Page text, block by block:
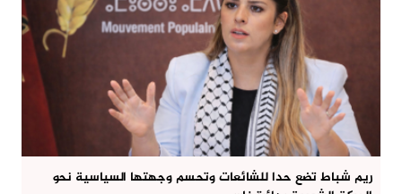
ريم شباط تضع حدا للشائعات وتحسم وجهتها السياسية نحو